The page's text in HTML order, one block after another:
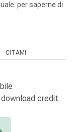
per saperne di
CITAMI
credit